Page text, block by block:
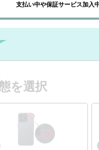
支払い中や保証サービス加入
を選択